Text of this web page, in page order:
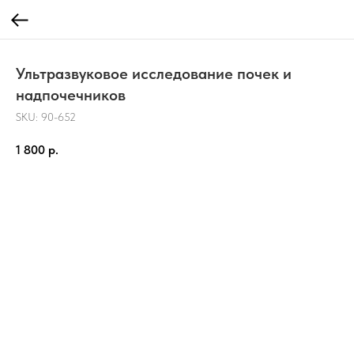
Ультразвуковое исследование почек и
надпочечников
SKU: 90-652
1 800 р.